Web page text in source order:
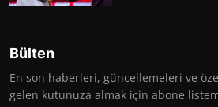
Bülten
En son haberleri, güncellemeleri ve
gelen kutunuza almak için abone